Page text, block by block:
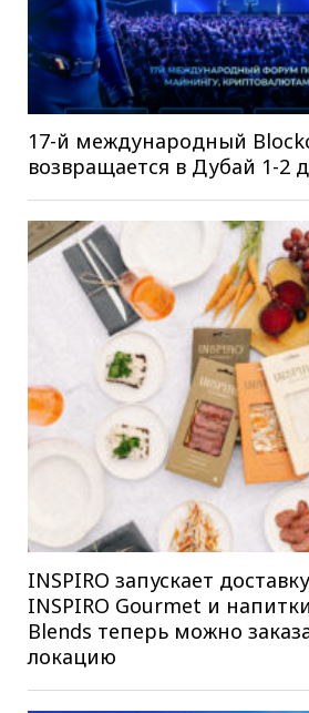
17-й международный
возвращается в Дубай 1-2
INSPIRO запускает
INSPIRO Gourmet и
Blends теперь можно
локацию